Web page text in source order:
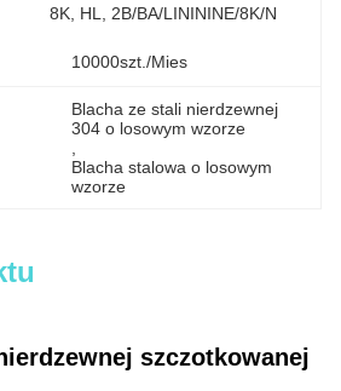
8K, HL, 2B/BA/LINININE/8K/N
10000szt./mies
Blacha ze stali nierdzewnej
304 o losowym wzorze
Blacha stalowa o losowym
wzorze
szczotkowanej